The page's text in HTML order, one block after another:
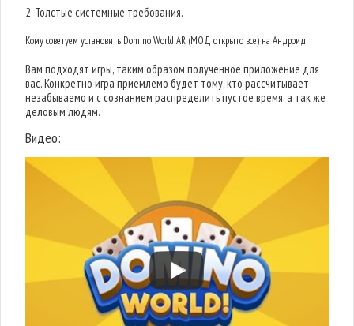
2. Толстые системные требования.
Кому советуем установить Domino World AR (МОД открыто все) на Андроид
Вам подходят игры, таким образом полученное приложение для
вас. Конкретно игра приемлемо будет тому, кто рассчитывает
незабываемо и с сознанием распределить пустое время, а так же
деловым людям.
Видео: